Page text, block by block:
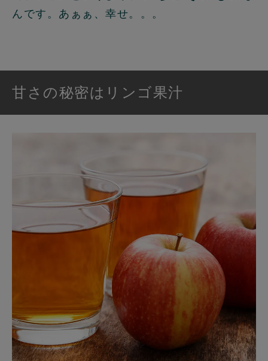
んです。あぁぁ、幸せ。。。
甘さの秘密はリンゴ果汁